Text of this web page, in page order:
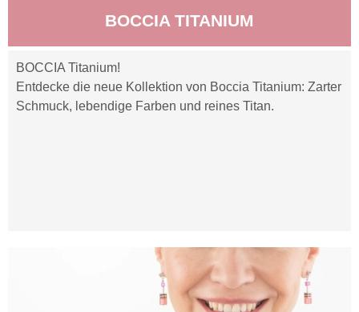
BOCCIA TITANIUM
BOCCIA Titanium!
Entdecke die neue Kollektion von Boccia Titanium: Zarter
Schmuck, lebendige Farben und reines Titan.